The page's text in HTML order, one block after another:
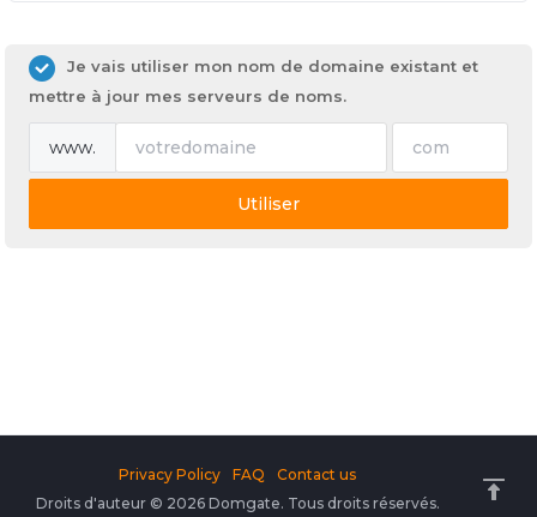
Je vais utiliser mon nom de domaine existant et
mettre à jour mes serveurs de noms.
www.
Utiliser
Droits d'auteur © 2026 Domgate. Tous droits réservés.
Privacy Policy FAQ Contact us